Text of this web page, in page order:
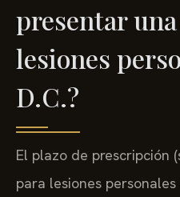
presentar
lesiones
D.C.?
El plazo de prescripción
para lesiones